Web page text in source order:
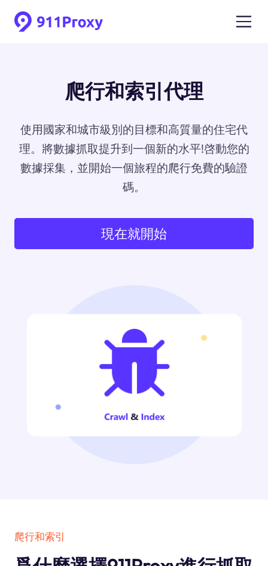
爬行和索引代理
使用國家和城市級別的目標和高質量的住宅代
理。將數據抓取提升到一個新的水平!啓動您的
數據採集，並開始一個旅程的爬行免費的驗證
碼。
現在就開始
爬行和索引